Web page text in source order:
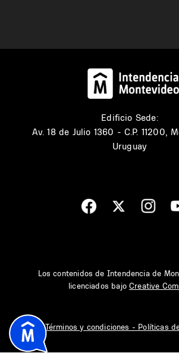
Edificio Sede:
Av. 18 de Julio 1360 - C.P. 11200,
Uruguay
Los contenidos de Intendencia de
licenciados bajoCreative
Términos y condiciones - Políticas